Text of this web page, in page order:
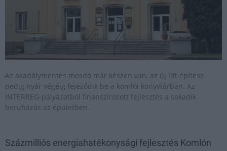
Az akadálymentes mosdó már készen van, az új lift építése
pedig nyár végéig fejeződik be a komlói könyvtárban. Az
INTERREG-pályázatból finanszírozott fejlesztés a sokadik
beruházás az épületben.
Százmilliós energiahatékonysági fejlesztés Komlón